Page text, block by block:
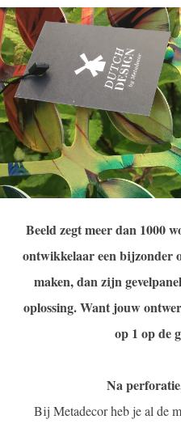
Beeld zegt meer dan 1000
ontwikkelaar een bijzonder
maken, dan zijn
oplossing. Want jouw
op 1 op de
Na
Bij Metadecor heb je al de